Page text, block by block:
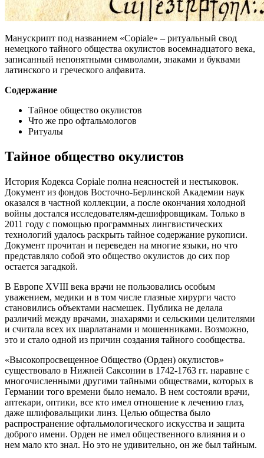
Манускрипт под названием «Copiale» – ритуальный свод
немецкого тайного общества окулистов восемнадцатого века,
записанный непонятными символами, знаками и буквами
латинского и греческого алфавита.
Содержание
Тайное общество окулистов
Что же про офтальмологов
Ритуалы
Тайное общество окулистов
История Кодекса Copiale полна неясностей и нестыковок.
Документ из фондов Восточно-Берлинской Академии наук
оказался в частной коллекции, а после окончания холодной
войны достался исследователям-дешифровщикам. Только в
2011 году с помощью программных лингвистических
технологий удалось раскрыть тайное содержание рукописи.
Документ прочитан и переведен на многие языки, но что
представляло собой это общество окулистов до сих пор
остается загадкой.
В Европе XVIII века врачи не пользовались особым
уважением, медики и в том числе глазные хирурги часто
становились объектами насмешек. Публика не делала
различий между врачами, знахарями и сельскими целителями
и считала всех их шарлатанами и мошенниками. Возможно,
это и стало одной из причин создания тайного сообщества.
«Высокопросвещенное Общество (Орден) окулистов»
существовало в Нижней Саксонии в 1742-1763 гг. наравне с
многочисленными другими тайными обществами, которых в
Германии того времени было немало. В нем состояли врачи,
аптекари, оптики, все кто имел отношение к лечению глаз,
даже шлифовальщики линз. Целью общества было
распространение офтальмологического искусства и защита
доброго имени. Орден не имел общественного влияния и о
нем мало кто знал. Но это не удивительно, он же был тайным.